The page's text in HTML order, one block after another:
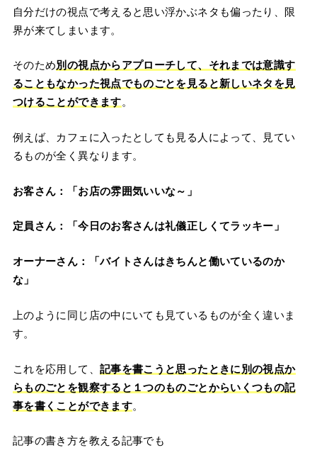
自分だけの視点で考えると思い浮かぶネタも偏ったり、限
界が来てしまいます。
そのため別の視点からアプローチして、それまでは意識す
ることもなかった視点でものごとを見ると新しいネタを見
つけることができます。
例えば、カフェに入ったとしても見る人によって、見てい
るものが全く異なります。
お客さん：「お店の雰囲気いいな～」
定員さん：「今日のお客さんは礼儀正しくてラッキー」
オーナーさん：「バイトさんはきちんと働いているのか
な」
上のように同じ店の中にいても見ているものが全く違いま
す。
これを応用して、 記事を書こうと思ったときに別の視点か
らものごとを観察すると１つのものごとからいくつもの記
事を書くことができます。
記事の書き方を教える記事でも